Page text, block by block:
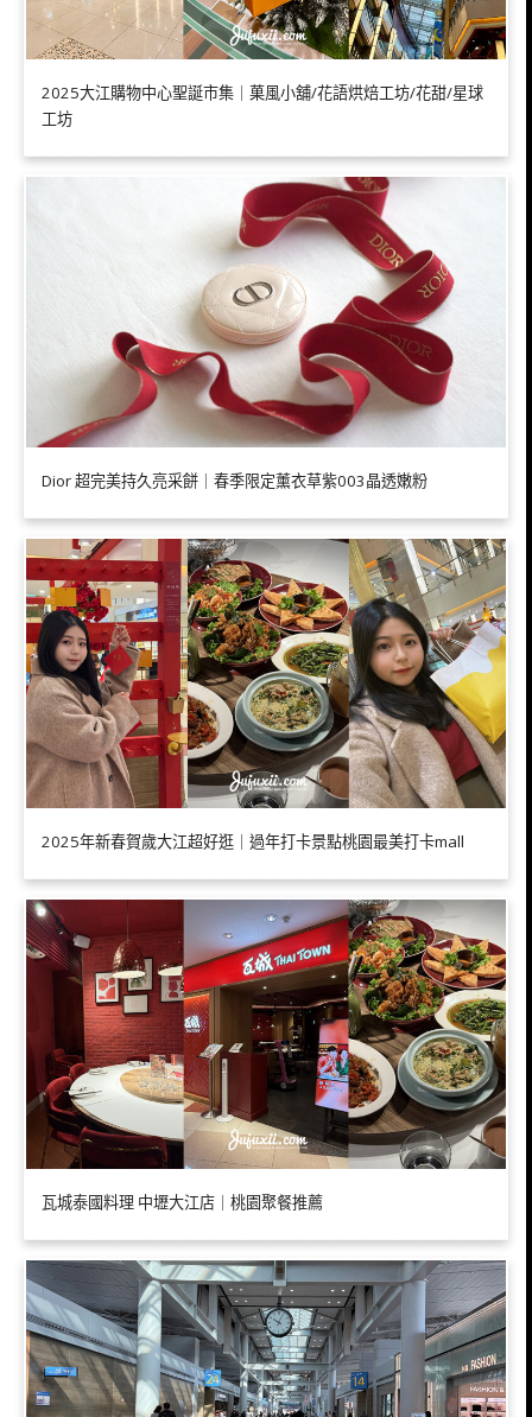
2025大江購物中心聖誕市集｜菓風小舖/花語烘焙工坊/花甜/星球
工坊
Dior 超完美持久亮采餅｜春季限定薰衣草紫003晶透嫩粉
2025年新春賀歲大江超好逛｜過年打卡景點桃園最美打卡mall
瓦城泰國料理 中壢大江店｜桃園聚餐推薦